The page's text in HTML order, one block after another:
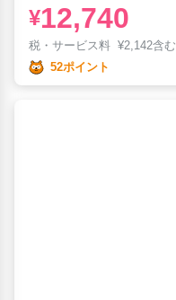
¥12,740
税・サービス料 ¥2,142含む
52ポイント